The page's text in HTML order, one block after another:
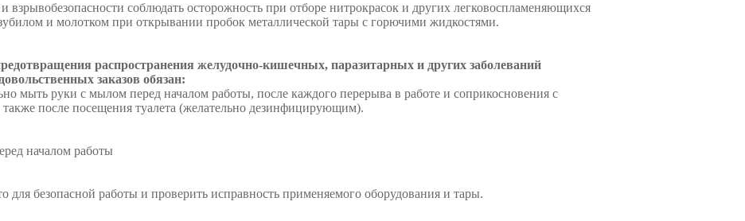
взрывобезопасности соблюдать осторожность при отборе нитрокрасок и других легковоспламеняющихся
и молотком при открывании пробок металлической тары с горючими жидкостями.
распространения желудочно-кишечных, паразитарных и других заболеваний
заказов обязан:
мыть руки с мылом перед началом работы, после каждого перерыва в работе и соприкосновения с
после посещения туалета (желательно дезинфицирующим).
началом работы
для безопасной работы и проверить исправность применяемого оборудования и тары.